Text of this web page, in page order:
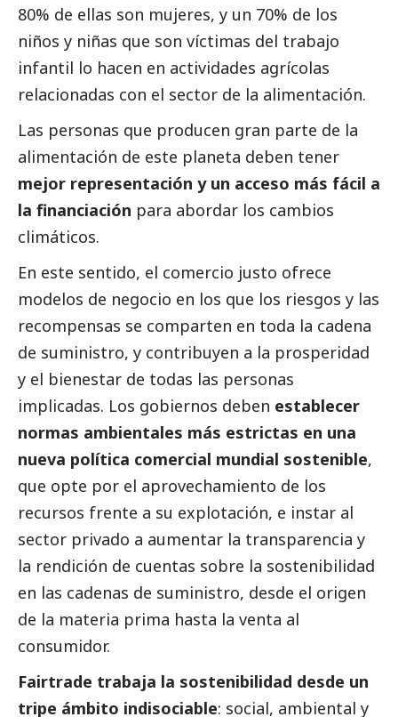
80% de ellas son mujeres, y un 70% de los
niños y niñas que son víctimas del trabajo
infantil lo hacen en actividades agrícolas
relacionadas con el sector de la alimentación.
Las personas que producen gran parte de la
alimentación de este planeta deben tener
mejor representación y un acceso más fácil a
la financiación para abordar los cambios
climáticos.
En este sentido, el comercio justo ofrece
modelos de negocio en los que los riesgos y las
recompensas se comparten en toda la cadena
de suministro, y contribuyen a la prosperidad
y el bienestar de todas las personas
implicadas. Los gobiernos deben establecer
normas ambientales más estrictas en una
nueva política comercial mundial sostenible,
que opte por el aprovechamiento de los
recursos frente a su explotación, e instar al
sector privado a aumentar la transparencia y
la rendición de cuentas sobre la sostenibilidad
en las cadenas de suministro, desde el origen
de la materia prima hasta la venta al
consumidor.
Fairtrade trabaja la sostenibilidad desde un
tripe ámbito indisociable: social, ambiental y